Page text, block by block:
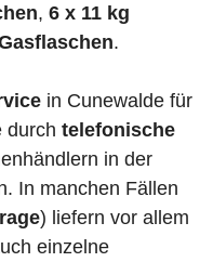
, 6 x 11 kg
.
in Cunewalde für
durch telefonische
in der
In manchen Fällen
) liefern vor allem
einzelne